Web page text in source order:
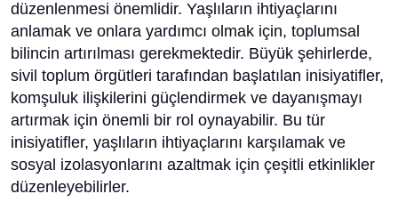
düzenlenmesi önemlidir. Yaşlıların ihtiyaçlarını
anlamak ve onlara yardımcı olmak için, toplumsal
bilincin artırılması gerekmektedir. Büyük şehirlerde,
sivil toplum örgütleri tarafından başlatılan inisiyatifler,
komşuluk ilişkilerini güçlendirmek ve dayanışmayı
artırmak için önemli bir rol oynayabilir. Bu tür
inisiyatifler, yaşlıların ihtiyaçlarını karşılamak ve
sosyal izolasyonlarını azaltmak için çeşitli etkinlikler
düzenleyebilirler.